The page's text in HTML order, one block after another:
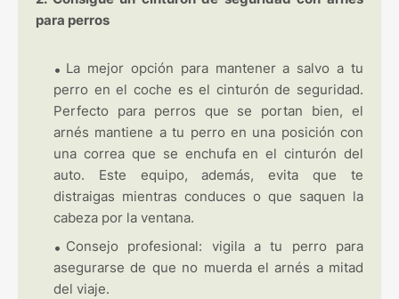
para perros
La mejor opción para mantener a salvo a tu
perro en el coche es el cinturón de seguridad.
Perfecto para perros que se portan bien, el
arnés mantiene a tu perro en una posición con
una correa que se enchufa en el cinturón del
auto. Este equipo, además, evita que te
distraigas mientras conduces o que saquen la
cabeza por la ventana.
Consejo profesional: vigila a tu perro para
asegurarse de que no muerda el arnés a mitad
del viaje.